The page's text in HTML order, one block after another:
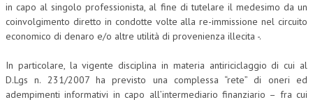
CRIMINOLOGIA E CRIMINALISTICA
SICUREZZA SUL LAVORO
FISCO
DIRITTO TRIBUTARIO
in capo al singolo professionista, al fine di tutelare il medesimo da un
coinvolgimento diretto in condotte volte alla re-immissione nel circuito
economico di denaro e/o altre utilità di provenienza illecita -.
In particolare, la vigente disciplina in materia antiriciclaggio di cui al
D.Lgs n. 231/2007 ha previsto una complessa “rete” di oneri ed
adempimenti informativi in capo all’intermediario finanziario – fra cui